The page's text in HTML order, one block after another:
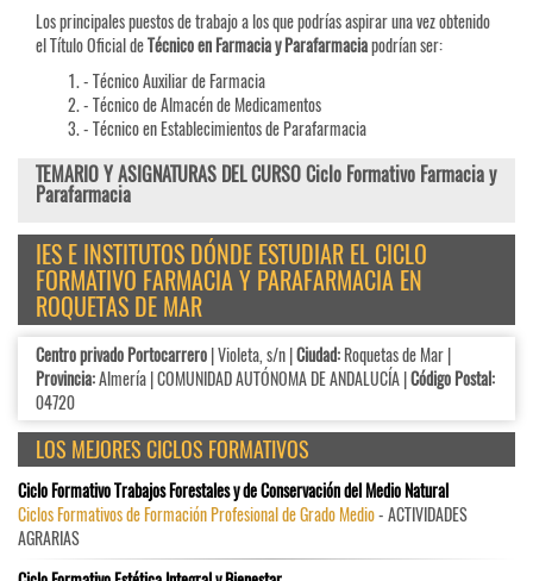
Los principales puestos de trabajo a los que podrías aspirar una vez obtenido
el Título Oficial deTécnico en Farmacia y Parafarmaciapodrían ser:
- Técnico Auxiliar de Farmacia
- Técnico de Almacén de Medicamentos
- Técnico en Establecimientos de Parafarmacia
TEMARIO Y ASIGNATURAS DEL CURSO Ciclo Formativo Farmacia y
Parafarmacia
IES E INSTITUTOS DÓNDE ESTUDIAR EL CICLO
FORMATIVO FARMACIA Y PARAFARMACIA EN
ROQUETAS DE MAR
Centro privado Portocarrero| Violeta, s/n |Ciudad:Roquetas de Mar |
Provincia:Almería | COMUNIDAD AUTÓNOMA DE ANDALUCÍA |Código Postal:
04720
LOS MEJORES CICLOS FORMATIVOS
Ciclo Formativo Trabajos Forestales y de Conservación del Medio Natural
Ciclos Formativos de Formación Profesional de Grado Medio- ACTIVIDADES
AGRARIAS